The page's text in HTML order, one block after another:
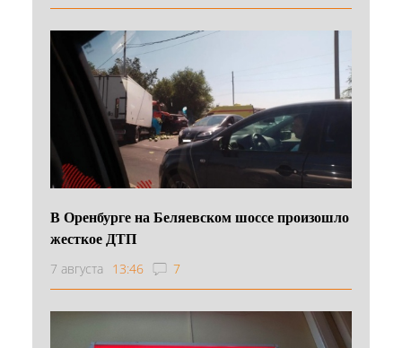
В Оренбурге на Беляевском шоссе произошло
жесткое ДТП
7 августа 13:46 7